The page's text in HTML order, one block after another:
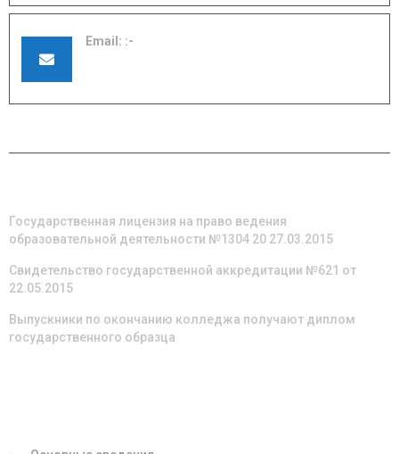
Email:
Государственная лицензия на право ведения
образовательной деятельности №1304 20 27.03.2015
Свидетельство государственной аккредитации №621 от
22.05.2015
Выпускники по окончанию колледжа получают диплом
государственного образца